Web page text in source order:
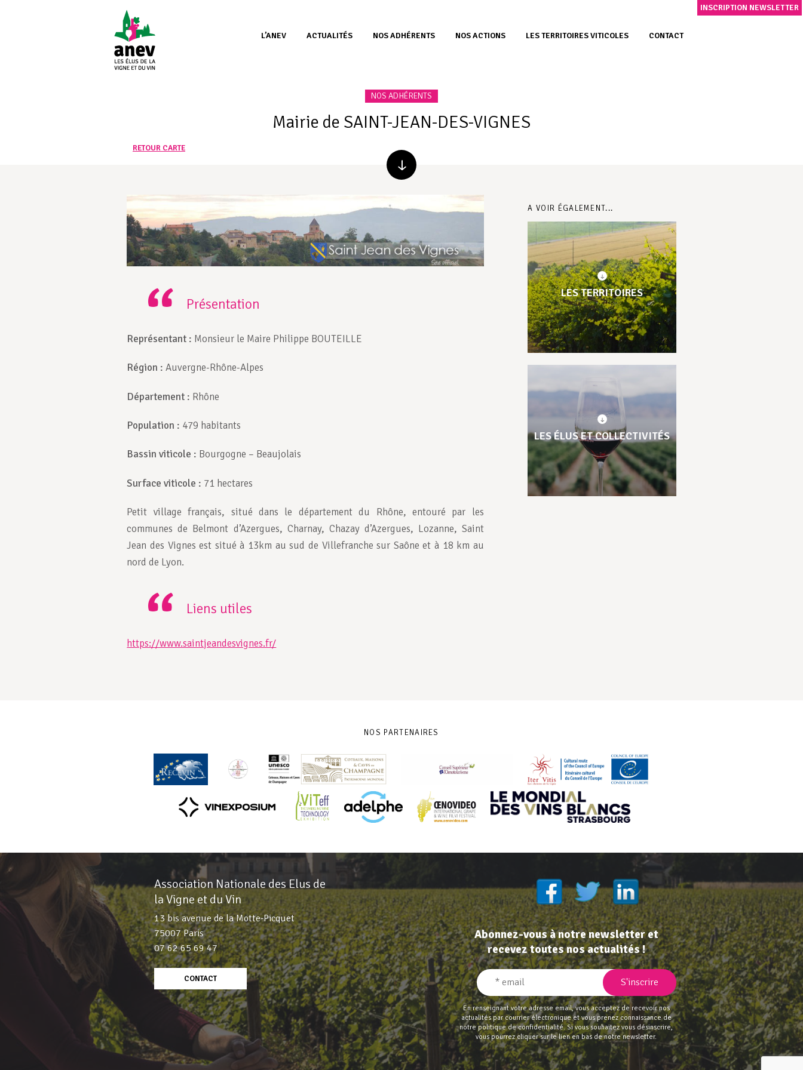
L’ANEV ACTUALITÉS NOS ADHÉRENTS NOS ACTIONS LES TERRITOIRES VITICOLES CONTACT
INSCRIPTION NEWSLETTER
NOS ADHÉRENTS
Mairie de SAINT-JEAN-DES-VIGNES
RETOUR CARTE
Présentation
Représentant : Monsieur le Maire Philippe BOUTEILLE
Région : Auvergne-Rhône-Alpes
Département : Rhône
Population : 479 habitants
Bassin viticole : Bourgogne – Beaujolais
Surface viticole : 71 hectares
Petit village français, situé dans le département du Rhône, entouré par les
communes de Belmont d’Azergues, Charnay, Chazay d’Azergues, Lozanne, Saint
Jean des Vignes est situé à 13km au sud de Villefranche sur Saône et à 18 km au
nord de Lyon.
Liens utiles
https://www.saintjeandesvignes.fr/
A VOIR ÉGALEMENT...
LES TERRITOIRES
LES ÉLUS ET COLLECTIVITÉS
NOS PARTENAIRES
Association Nationale des Elus de
la Vigne et du Vin
13 bis avenue de la Motte-Picquet
75007 Paris
07 62 65 69 47
CONTACT
Abonnez-vous à notre newsletter et
recevez toutes nos actualités !
En renseignant votre adresse email, vous acceptez de recevoir nos
actualités par courrier électronique et vous prenez connaissance de
notre politique de confidentialité. Si vous souhaitez vous désinscrire,
vous pourrez cliquer sur le lien en bas de notre newsletter.